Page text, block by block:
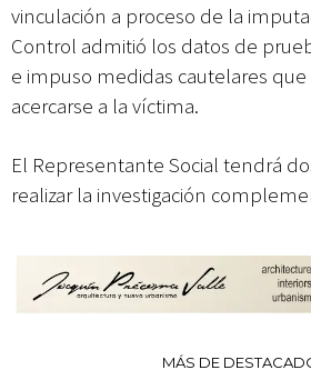
vinculación a proceso de la
Control admitió los datos de
e impuso medidas cautelares
acercarse a la víctima.
El Representante Social tendrá
realizar la investigación
MÁS DE